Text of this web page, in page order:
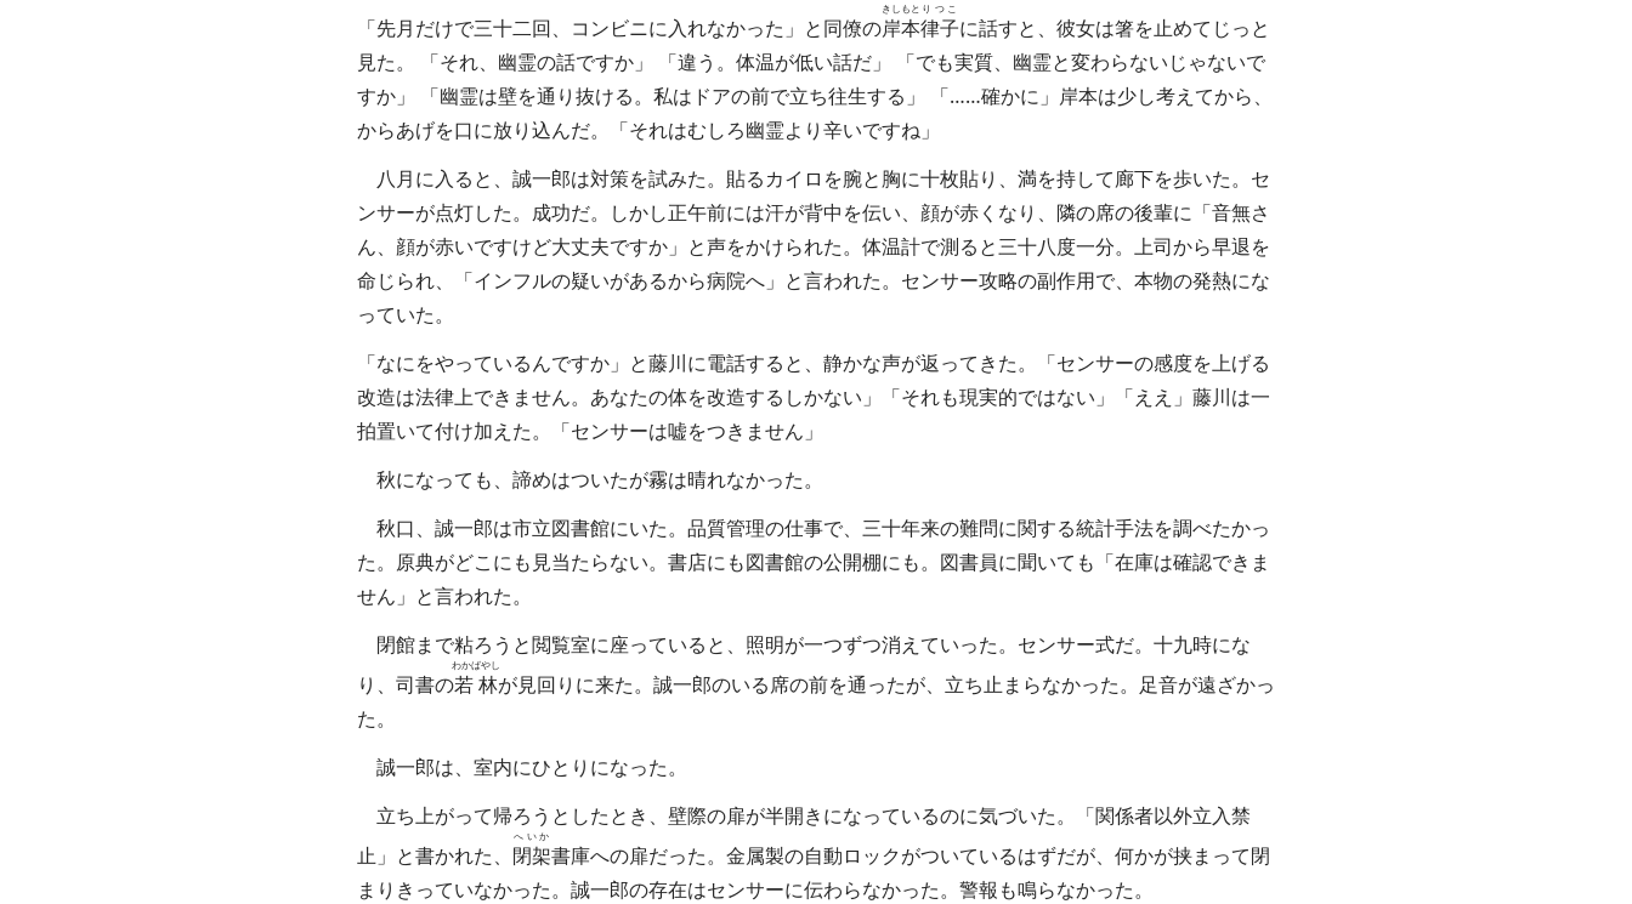
「先月だけで三十二回、コンビニに入れなかった」と同僚の岸本
きしもと
律子
りつこ
に話すと、彼女は箸を止めてじっと
見た。 「それ、幽霊の話ですか」 「違う。体温が低い話だ」 「でも実質、幽霊と変わらないじゃないで
すか」 「幽霊は壁を通り抜ける。私はドアの前で立ち往生する」 「……確かに」岸本は少し考えてから、
からあげを口に放り込んだ。「それはむしろ幽霊より辛いですね」
八月に入ると、誠一郎は対策を試みた。貼るカイロを腕と胸に十枚貼り、満を持して廊下を歩いた。セ
ンサーが点灯した。成功だ。しかし正午前には汗が背中を伝い、顔が赤くなり、隣の席の後輩に「音無さ
ん、顔が赤いですけど大丈夫ですか」と声をかけられた。体温計で測ると三十八度一分。上司から早退を
命じられ、「インフルの疑いがあるから病院へ」と言われた。センサー攻略の副作用で、本物の発熱にな
っていた。
「なにをやっているんですか」と藤川に電話すると、静かな声が返ってきた。「センサーの感度を上げる
改造は法律上できません。あなたの体を改造するしかない」「それも現実的ではない」「ええ」藤川は一
拍置いて付け加えた。「センサーは嘘をつきません」
秋になっても、諦めはついたが霧は晴れなかった。
秋口、誠一郎は市立図書館にいた。品質管理の仕事で、三十年来の難問に関する統計手法を調べたかっ
た。原典がどこにも見当たらない。書店にも図書館の公開棚にも。図書員に聞いても「在庫は確認できま
せん」と言われた。
閉館まで粘ろうと閲覧室に座っていると、照明が一つずつ消えていった。センサー式だ。十九時にな
り、司書の若林
わかばやし
が見回りに来た。誠一郎のいる席の前を通ったが、立ち止まらなかった。足音が遠ざかっ
た。
誠一郎は、室内にひとりになった。
立ち上がって帰ろうとしたとき、壁際の扉が半開きになっているのに気づいた。「関係者以外立入禁
止」と書かれた、 閉架
へいか
書庫への扉だった。金属製の自動ロックがついているはずだが、何かが挟まって閉
まりきっていなかった。誠一郎の存在はセンサーに伝わらなかった。警報も鳴らなかった。